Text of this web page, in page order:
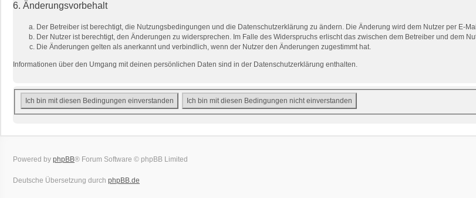
6. Änderungsvorbehalt
Der Betreiber ist berechtigt, die Nutzungsbedingungen und die Datenschutzerklärung zu ändern. Die Änderung wird dem Nutzer per E-
Der Nutzer ist berechtigt, den Änderungen zu widersprechen. Im Falle des Widerspruchs erlischt das zwischen dem Betreiber und dem
Die Änderungen gelten als anerkannt und verbindlich, wenn der Nutzer den Änderungen zugestimmt hat.
Informationen über den Umgang mit deinen persönlichen Daten sind in der Datenschutzerklärung enthalten.
Powered by phpBB® Forum Software © phpBB Limited
Deutsche Übersetzung durch phpBB.de